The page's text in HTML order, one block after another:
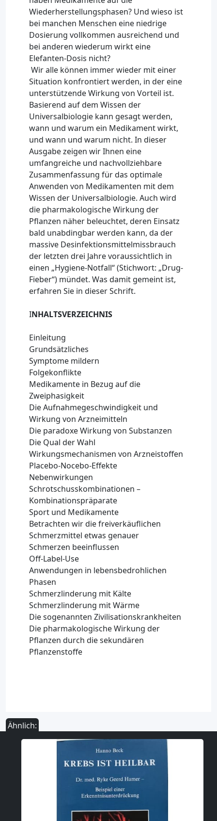
Wiederherstellungsphasen? Und wieso ist
bei manchen Menschen eine niedrige
Dosierung vollkommen ausreichend und
bei anderen wiederum wirkt eine
Elefanten-Dosis nicht?
Wir alle können immer wieder mit einer
Situation konfrontiert werden, in der eine
unterstützende Wirkung von Vorteil ist.
Basierend auf dem Wissen der
Universalbiologie kann gesagt werden,
wann und warum ein Medikament wirkt,
und wann und warum nicht. In dieser
Ausgabe zeigen wir Ihnen eine
umfangreiche und nachvollziehbare
Zusammenfassung für das optimale
Anwenden von Medikamenten mit dem
Wissen der Universalbiologie. Auch wird
die pharmakologische Wirkung der
Pflanzen näher beleuchtet, deren Einsatz
bald unabdingbar werden kann, da der
massive Desinfektionsmittelmissbrauch
der letzten drei Jahre voraussichtlich in
einen „Hygiene-Notfall“ (Stichwort: „Drug-
Fieber“) mündet. Was damit gemeint ist,
erfahren Sie in dieser Schrift.
INHALTSVERZEICHNIS
Einleitung
Grundsätzliches
Symptome mildern
Folgekonflikte
Medikamente in Bezug auf die
Zweiphasigkeit
Die Aufnahmegeschwindigkeit und
Wirkung von Arzneimitteln
Die paradoxe Wirkung von Substanzen
Die Qual der Wahl
Wirkungsmechanismen von Arzneistoffen
Placebo-Nocebo-Effekte
Nebenwirkungen
Schrotschusskombinationen –
Kombinationspräparate
Sport und Medikamente
Betrachten wir die freiverkäuflichen
Schmerzmittel etwas genauer
Schmerzen beeinflussen
Off-Label-Use
Anwendungen in lebensbedrohlichen
Phasen
Schmerzlinderung mit Kälte
Schmerzlinderung mit Wärme
Die sogenannten Zivilisationskrankheiten
Die pharmakologische Wirkung der
Pflanzen durch die sekundären
Pflanzenstoffe
Ähnlich: